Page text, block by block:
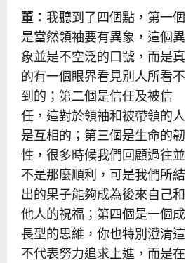
董： 我聽到了四個點，第一個
是當然領袖要有異象，這個異
象並是不空泛的口號，而是真
的有一個眼界看見別人所看不
到的；第二個是信任及被信
任，這對於領袖和被帶領的人
是互相的；第三個是生命的韌
性，很多時候我們回顧過往並
不是那麼順利，可是我們所結
出的果子能夠成為後來自己和
他人的祝福；第四個是一個成
長型的思維，你也特別澄清這
不代表努力追求上進，而是在